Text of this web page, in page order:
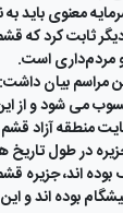
معنوی باید
دیگر ثابت کرد که
مردم‌داری است.
مراسم بیان
می شود و از
منطقه آزاد قشم‌
در طول تاریخ
اند، جزیره
بوده اند و